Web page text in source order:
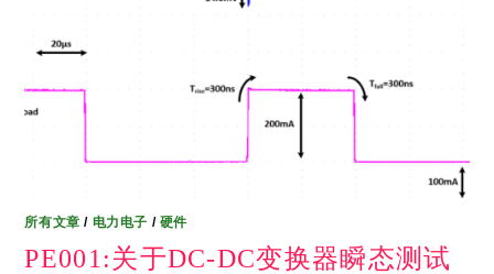
所有文章 / 电力电子 / 硬件
PE001:关于DC-DC变换器瞬态测试